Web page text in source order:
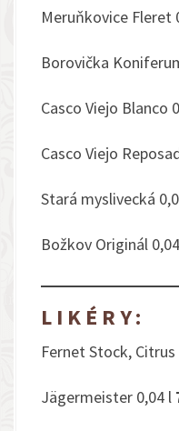
Meruňkovice Fleret
Borovička
Casco Viejo Blanco
Casco Viejo
Stará myslivecká
Božkov Originál
LIKÉRY:
Fernet Stock, Citrus
Jägermeister 0,04 l